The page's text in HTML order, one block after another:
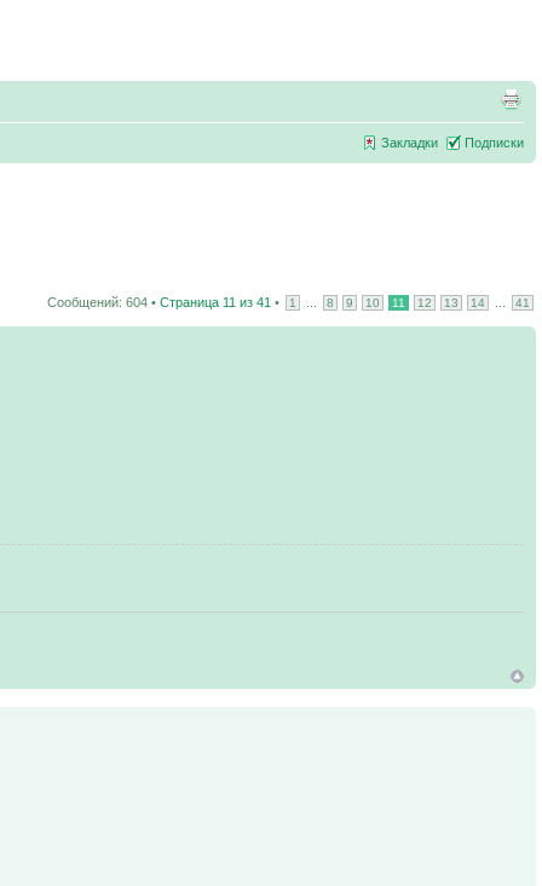
Закладки Подписки
Сообщений: 604 • Страница 11 из 41 • 1 8 9 10 11 12 13 14 41